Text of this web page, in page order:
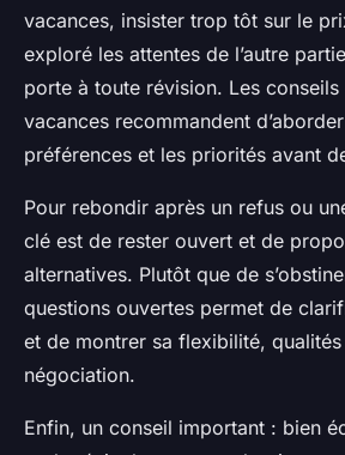
vacances, insister trop tôt sur le
exploré les attentes de l’autre
porte à toute révision. Les
vacances recommandent
préférences et les priorités avant
Pour rebondir après un refus ou
clé est de rester ouvert et de
alternatives. Plutôt que de
questions ouvertes permet de
et de montrer sa flexibilité,
négociation.
Enfin, un conseil important : bien